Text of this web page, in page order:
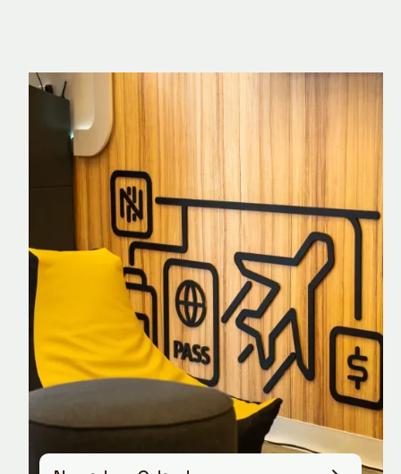
Nomad Explorer
Cartão de crédito brasileiro com cashback
em dólar